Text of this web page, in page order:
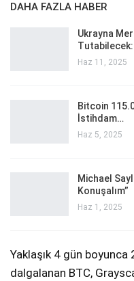
DAHA FAZLA HABER
Ukrayna
Haz 11, 2025
Bitcoin
İstihdam…
Haz 5, 2025
Michael
Konuşalım”
Haz 1, 2025
Yaklaşık 4 gün
dalgalanan BTC,